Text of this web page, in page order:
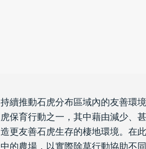
持續推動石虎分布區域內的友善環
虎保育行動之一，其中藉由減少、
造更友善石虎生存的棲地環境。在
中的農場，以實際除草行動協助不